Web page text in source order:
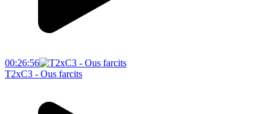
00:26:56
T2xC3 - Ous farcits